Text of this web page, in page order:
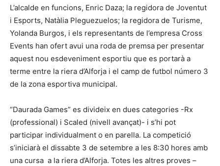
L’alcalde en funcions, Enric Daza; la regidora de Joventut
i Esports, Natàlia Pleguezuelos; la regidora de Turisme,
Yolanda Burgos, i els representants de l’empresa Cross
Events han ofert avui una roda de premsa per presentar
aquest nou esdeveniment esportiu que es portarà a
terme entre la riera d’Alforja i el camp de futbol número 3
de la zona esportiva municipal.
“Daurada Games” es divideix en dues categories -Rx
(professional) i Scaled (nivell avançat)- i s’hi pot
participar individualment o en parella. La competició
s’iniciarà el dissabte 3 de setembre a les 8:30 hores amb
una cursa a la riera d’Alforja. Totes les altres proves –